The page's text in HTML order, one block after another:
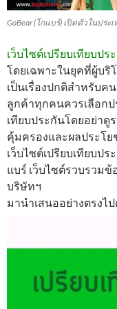
GoBear (โกแบร์) เปิดตัวในปร
เว็บไซต์เปรียบเทียบป
โดยเฉพาะในยุคที่ผู้บริ
เป็นเรื่องปกติสำหรับค
ลูกค้าทุกคนควรเลือกป
เทียบประกันโดยอย่าดู
คุ้มครองและผลประโย
เว็บไซต์เปรียบเทียบป
แบร์ เว็บไซต์รวบรวม
บริษัทฯ
มานำเสนออย่างตรงไ